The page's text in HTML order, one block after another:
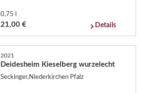
0,75 l
21,00 € Details
2021
Deidesheim Kieselberg wurzelecht
Seckinger,Niederkirchen Pfalz